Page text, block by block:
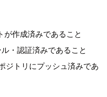
作成済みであること
・認証済みであること
ジトリにプッシュ済みであ